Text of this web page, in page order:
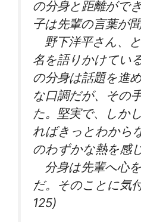
の分身と距離がで
子は先輩の言葉が
野下洋平さん、
名を語りかけてい
の分身は話題を進
な口調だが、その
た。堅実で、しか
ればきっとわから
のわずかな熱を感じ
分身は先輩へ心
だ。そのことに気
125)